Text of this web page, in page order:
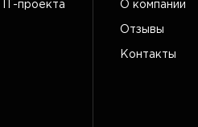
IT-проекта О компании
Отзывы
Контакты